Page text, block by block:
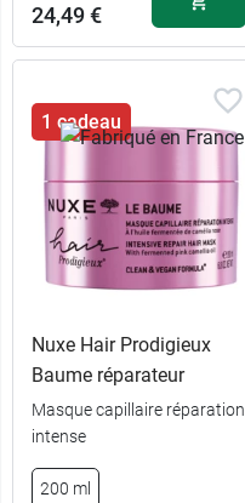
24,49 €
1 cadeau
Nuxe Hair Prodigieux
Baume réparateur
Masque capillaire réparation
intense
200 ml